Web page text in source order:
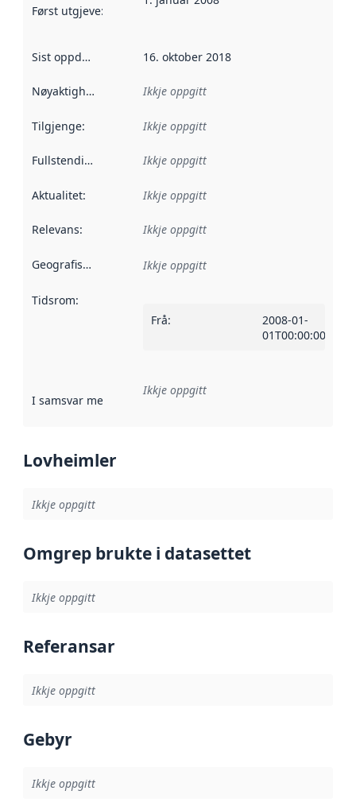
Først utgjeve: Denne datoen seier når dataa i dette
Sist oppdatert 16. oktober 2018
Nøyaktigheit Ikkje oppgitt
Tilgjenge: Ikkje oppgitt
Fullstendigheit Ikkje oppgitt
Aktualitet: Ikkje oppgitt
Relevans: Ikkje oppgitt
Geografisk område Ikkje oppgitt
Tidsrom:
Frå:
2008-01-
01T00:00:00Z
I samsvar med Referanse til ei implementeringsregel eller
Ikkje oppgitt
Lovheimler
Ikkje oppgitt
Omgrep brukte i datasettet
Ikkje oppgitt
Referansar
Ikkje oppgitt
Gebyr
Ikkje oppgitt